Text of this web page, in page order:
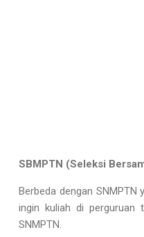
SBMPTN (Seleksi
Berbeda dengan
ingin kuliah di perguruan
SNMPTN.